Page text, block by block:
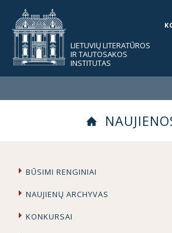
LIETUVIŲ LITERATŪROS
IR TAUTOSAKOS
INSTITUTAS
BŪSIMI RENGINIAI
NAUJIENŲ ARCHYVAS
KONKURSAI